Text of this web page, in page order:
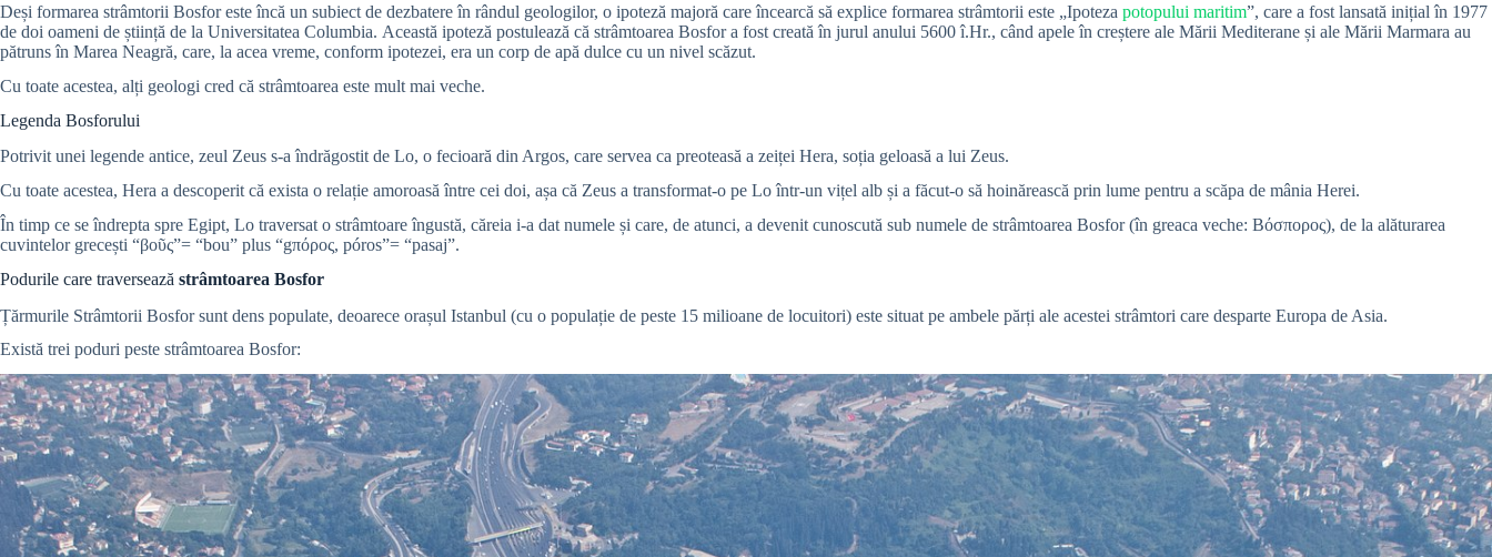
Deși formarea strâmtorii Bosfor este încă un subiect de dezbatere în rândul geologilor, o ipoteză majoră care încearcă să explice formarea strâmtorii este „Ipoteza potopului maritim”, care a fost lansată inițial în 1977
de doi oameni de știință de la Universitatea Columbia. Această ipoteză postulează că strâmtoarea Bosfor a fost creată în jurul anului 5600 î.Hr., când apele în creștere ale Mării Mediterane și ale Mării Marmara au
pătruns în Marea Neagră, care, la acea vreme, conform ipotezei, era un corp de apă dulce cu un nivel scăzut.
Cu toate acestea, alți geologi cred că strâmtoarea este mult mai veche.
Legenda Bosforului
Potrivit unei legende antice, zeul Zeus s-a îndrăgostit de Lo, o fecioară din Argos, care servea ca preoteasă a zeiței Hera, soția geloasă a lui Zeus.
Cu toate acestea, Hera a descoperit că exista o relație amoroasă între cei doi, așa că Zeus a transformat-o pe Lo într-un vițel alb și a făcut-o să hoinărească prin lume pentru a scăpa de mânia Herei.
În timp ce se îndrepta spre Egipt, Lo traversat o strâmtoare îngustă, căreia i-a dat numele și care, de atunci, a devenit cunoscută sub numele de strâmtoarea Bosfor (în greaca veche: Βόσπορος), de la alăturarea
cuvintelor grecești “βοῦς”= “bou” plus “gπόρος, póros”= “pasaj”.
Podurile care traversează strâmtoarea Bosfor
Țărmurile Strâmtorii Bosfor sunt dens populate, deoarece orașul Istanbul (cu o populație de peste 15 milioane de locuitori) este situat pe ambele părți ale acestei strâmtori care desparte Europa de Asia.
Există trei poduri peste strâmtoarea Bosfor: